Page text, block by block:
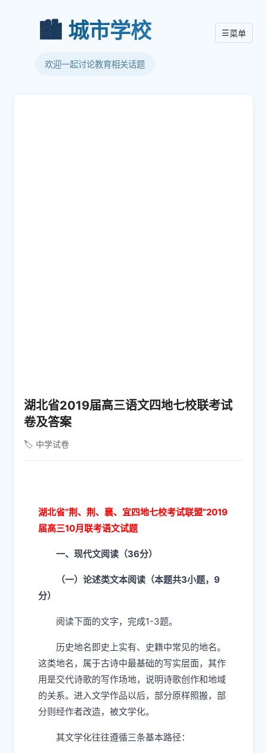
🏙️ 城市学校
欢迎一起讨论教育相关话题
☰菜单
湖北省2019届高三语文四地七校联考试
卷及答案
🏷️ 中学试卷
湖北省“荆、荆、襄、宜四地七校考试联盟”2019
届高三10月联考语文试题
一、现代文阅读（36分）
（一）论述类文本阅读（本题共3小题，9
分）
阅读下面的文字，完成1-3题。
历史地名即史上实有、史籍中常见的地名。
这类地名，属于古诗中最基础的写实层面，其作
用是交代诗歌的写作场地，说明诗歌创作和地域
的关系。进入文学作品以后，部分原样照搬，部
分则经作者改造，被文学化。
其文学化往往遵循三条基本路径：